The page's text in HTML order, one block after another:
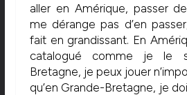
aller en Amérique, passer
me dérange pas d’en
fait en grandissant. En
catalogué comme je le
Bretagne, je peux jouer
qu’en Grande-Bretagne, je